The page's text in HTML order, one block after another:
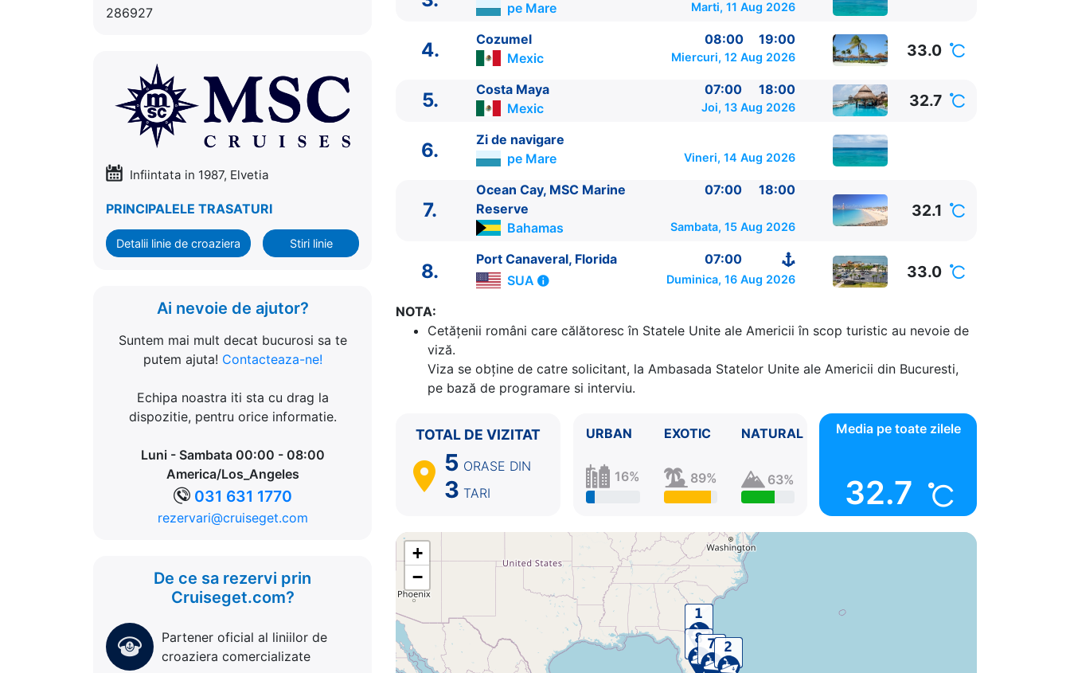
286927
Infiintata in 1987, Elvetia
PRINCIPALELE TRASATURI
Detalii linie de croaziera Stiri linie
Ai nevoie de ajutor?
Suntem mai mult decat bucurosi sa te
putem ajuta! Contacteaza-ne!
Echipa noastra iti sta cu drag la
dispozitie, pentru orice informatie.
Luni - Sambata 00:00 - 08:00
America/Los_Angeles
031 631 1770
rezervari@cruiseget.com
De ce sa rezervi prin
Cruiseget.com?
Partener oficial al liniilor de
croaziera comercializate
ITINERARIU
Ziua | Portul | Sosire - Plecare
Port Canaveral, Florida SUA ⚓ - 17:00
Nassau Bahamas
Zi de navigare pe Mare
5. Costa Maya Mexic 07:00 - 18:00
Zi de navigare pe Mare
7. Ocean Cay, MSC Marine Reserve
Port Canaveral, Florida SUA 07:00 - ⚓
pe Mare
Marti, 11 Aug 2026
4. Cozumel 08:00
19:00
Mexic
Miercuri, 12 Aug 2026 33.0
5. Costa Maya 07:00
18:00
Mexic
Joi, 13 Aug 2026 32.7
6.
Zi de navigare
pe Mare
Vineri, 14 Aug 2026
7.
Ocean Cay, MSC Marine
Reserve
07:00 18:00
Bahamas Sambata, 15 Aug 2026
32.1
8.
Port Canaveral, Florida
07:00
SUA
Duminica, 16 Aug 2026 33.0
NOTA:
Cetăţenii români care călătoresc în Statele Unite ale Americii în scop turistic au nevoie de
viză.
Viza se obține de catre solicitant, la Ambasada Statelor Unite ale Americii din Bucuresti,
pe bază de programare si interviu.
TOTAL DE VIZITAT
5 ORASE DIN
3 TARI
URBAN
16%
EXOTIC
89%
NATURAL
63%
Media pe toate zilele
32.7
+
−